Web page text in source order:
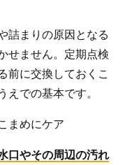
詰まりの原因となる
せません。定期点検
前に交換しておくこ
えでの基本です。
まめにケア
口やその周辺の汚れ